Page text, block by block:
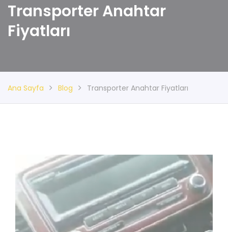
Transporter Anahtar
Fiyatları
Ana Sayfa Blog Transporter Anahtar Fiyatları